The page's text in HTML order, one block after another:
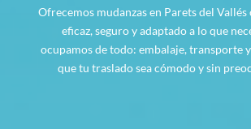
Ofrecemos mudanzas en Parets del
eficaz, seguro y adaptado a lo que
ocupamos de todo: embalaje, transporte
que tu traslado sea cómodo y sin